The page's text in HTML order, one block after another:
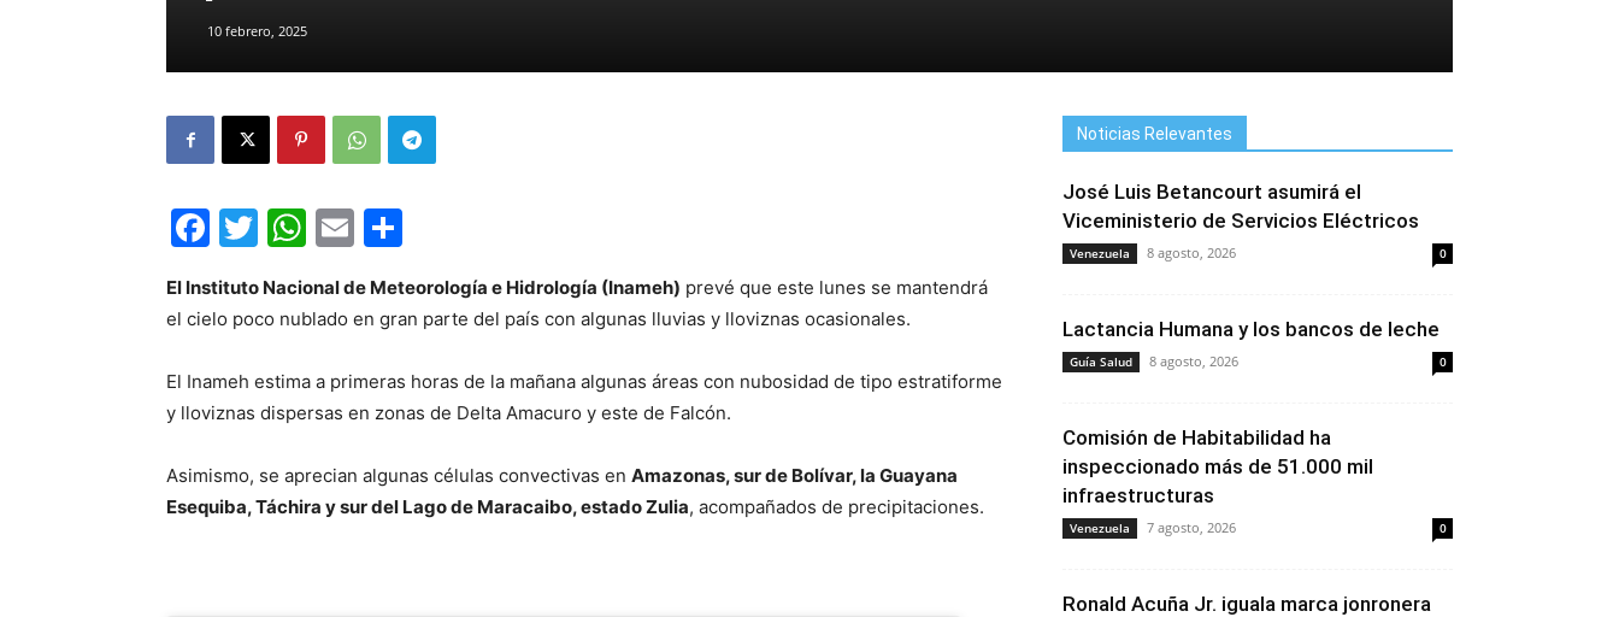
10 febrero, 2025
Facebook
Twitter
WhatsApp
Email
El Instituto Nacional de Meteorología e Hidrología (Inameh) prevé que este lunes se mantendrá
el cielo poco nublado en gran parte del país con algunas lluvias y lloviznas ocasionales.
El Inameh estima a primeras horas de la mañana algunas áreas con nubosidad de tipo estratiforme
y lloviznas dispersas en zonas de Delta Amacuro y este de Falcón.
Asimismo, se aprecian algunas células convectivas en Amazonas, sur de Bolívar, la Guayana
Esequiba, Táchira y sur del Lago de Maracaibo, estado Zulia, acompañados de precipitaciones.
Noticias Relevantes
José Luis Betancourt asumirá el
Viceministerio de Servicios Eléctricos
Venezuela 8 agosto, 2026 0
Lactancia Humana y los bancos de leche
Guía Salud 8 agosto, 2026 0
Comisión de Habitabilidad ha
inspeccionado más de 51.000 mil
infraestructuras
Venezuela 7 agosto, 2026 0
Ronald Acuña Jr. iguala marca jonronera